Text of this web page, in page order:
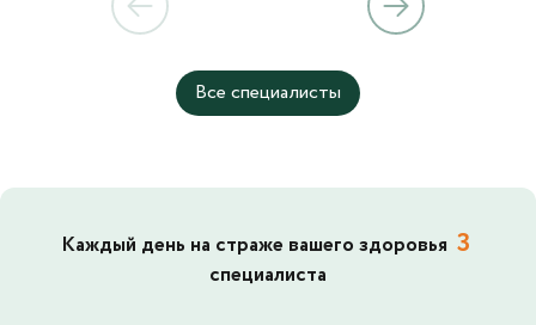
Все специалисты
Каждый день на страже вашего здоровья 3
специалиста